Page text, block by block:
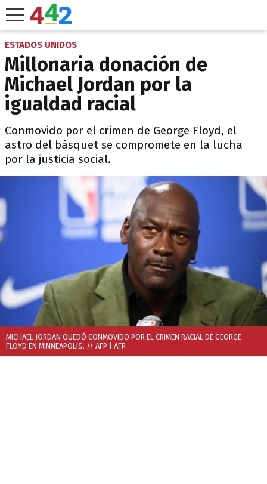
ESTADOS UNIDOS
Millonaria donación de
Michael Jordan por la
igualdad racial
Conmovido por el crimen de George Floyd, el
astro del básquet se compromete en la lucha
por la justicia social.
MICHAEL JORDAN QUEDÓ CONMOVIDO POR EL CRIMEN RACIAL DE GEORGE
FLOYD EN MINNEAPOLIS. // AFP | AFP